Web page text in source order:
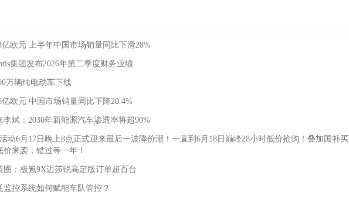
欧元 上半年中国市场销量同比下滑28%
集团发布2026年第二季度财务业绩
万辆纯电动车下线
欧元 中国市场销量同比下降20.4%
斌：2030年新能源汽车渗透率将超90%
动6月17日晚上8点正式迎来最后一波降价潮！一直到6月18日巅峰28小时低价抢购！叠加国补买
来袭，错过等一年！
：极氪9X迈莎锐高定版订单超百台
控系统如何赋能车队管控？